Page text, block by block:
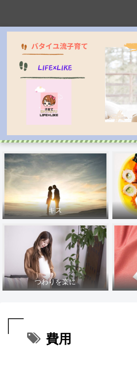
キス
つわりを楽に
費用